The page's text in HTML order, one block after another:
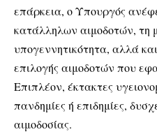
επάρκεια, ο Υπουργός
κατάλληλων αιμοδοτών, τη
υπογεννητικότητα, αλλά
επιλογής αιμοδοτών που
Επιπλέον, έκτακτες
πανδημίες ή επιδημίες,
αιμοδοσίας.